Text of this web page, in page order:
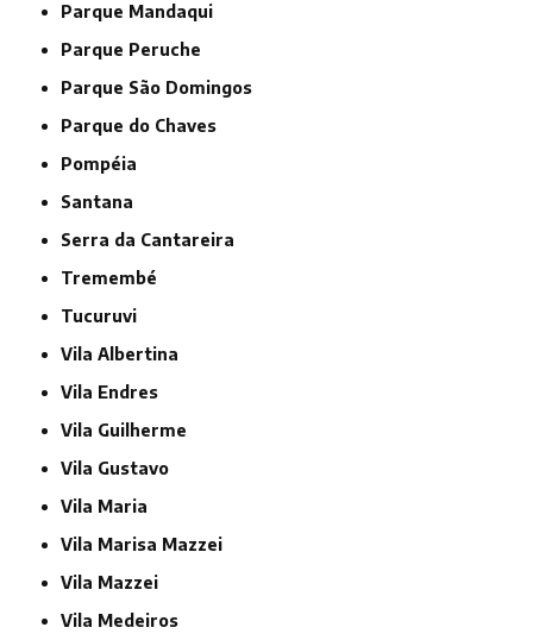
Parque Mandaqui
Parque Peruche
Parque São Domingos
Parque do Chaves
Pompéia
Santana
Serra da Cantareira
Tremembé
Tucuruvi
Vila Albertina
Vila Endres
Vila Guilherme
Vila Gustavo
Vila Maria
Vila Marisa Mazzei
Vila Mazzei
Vila Medeiros